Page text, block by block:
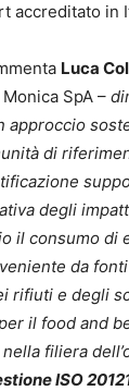
accreditato in
Luca
SpA –
approccio
di
degli
il consumo di
da
rifiuti e degli
il food and
filiera
ISO